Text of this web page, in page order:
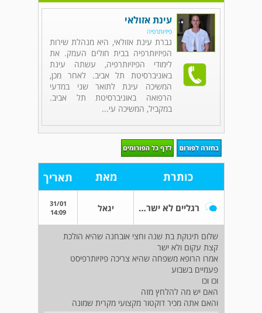
עינת אזולאי
פיזיותרפיה
גברת עינת אזולאי, היא מנהלת שירות
הפיזיותרפיה בבית חולים העמק. את
לימודי הפיזיותרפיה, עשתה עינת
באוניברסיטת תל אביב. לאחר מכן,
המשיכה עינת לתואר שני במדעי
הרפואה באוניברסיטת תל אביב.
במקביל, המשיכה עי...
כותרת מאת תאריך
רגליים לא ישרות יגאל
31/01
14:09
שלום תינוקת בת שנה וחצי אובחנה שהיא הולכת
קצת עקום ולא ישר
אמרו הרופא משפחה שהיא צריכה פיזיותרפיסט
פעמיים בשבוע
וכו וכו
האם יש מה להלחץ מזה
והאם אתה מכיר דוקטור מקצועי מקרית שמונה